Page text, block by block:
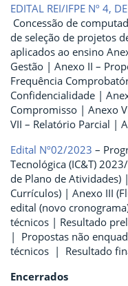
EDITAL REI/IFPE Nº 4,
Concessão de
de seleção de projetos
aplicados ao ensino
Gestão | Anexo II –
Frequência
Confidencialidade |
Compromisso | Anexo
VII – Relatório Parcial |
Edital Nº02/2023 –
Tecnológica (IC&T)
de Plano de Atividades)
Currículos) | Anexo III
edital (novo
técnicos | Resultado
| Propostas não
técnicos | Resultado
Encerrados